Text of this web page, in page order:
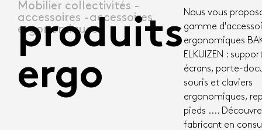
Mobilier collectivités -
accessoires -accessoires
ergonomiques
produits
ergo
Nous vous
gamme
ergonomiques
ELKUIZEN :
écrans, porte-
souris et claviers
ergonomiques,
pieds ....
fabricant en